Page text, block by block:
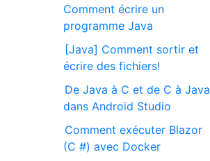
Comment écrire un
programme Java
[Java] Comment sortir et
écrire des fichiers!
De Java à C et de C à Java
dans Android Studio
Comment exécuter Blazor
(C #) avec Docker